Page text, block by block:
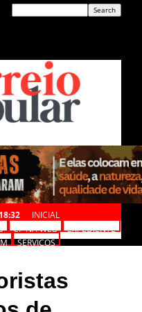
INICIAL
CP NA WEB
EXPEDIENTE
SERVIÇOS